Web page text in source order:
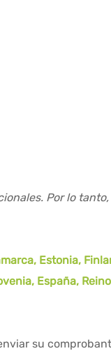
Por lo
Estonia,
España,
su